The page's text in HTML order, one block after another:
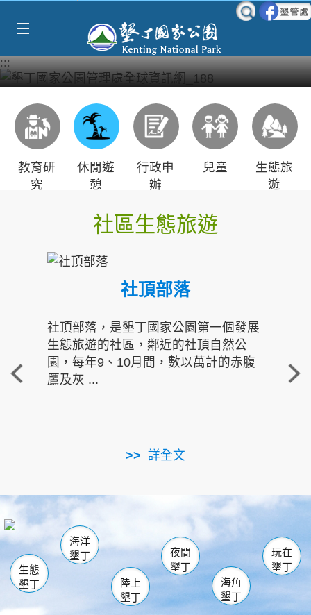
:::
教育研
究
休閒遊
憩
行政申
辦
兒童
生態旅
遊
社區生態旅遊
社頂部落
社頂部落，是墾丁國家公園第一個發展
生態旅遊的社區，鄰近的社頂自然公
園，每年9、10月間，數以萬計的赤腹
鷹及灰 ...
詳全文
重
走進
南仁湖
海生館
恆春 佳樂水
龍鑾潭自然中心 森林遊樂區
瓊麻館
關山 墾管處遊客中心
社頂公園 風吹沙
船帆石
白砂 龍磐公園
香蕉灣
砂島
鵝鑾鼻
生態
墾丁
海洋
墾丁
陸上
墾丁
夜間
墾丁
海角
墾丁
玩在
墾丁